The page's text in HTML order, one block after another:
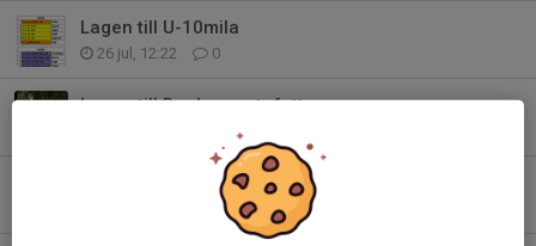
Lagen till U-10mila
26 jul, 12:22 0
Lagen till Bagheerastafetten
Hjälp till Ångaloppet önskas